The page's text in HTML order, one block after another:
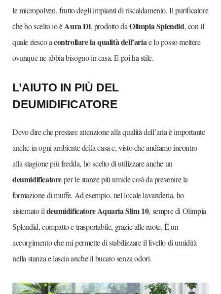
le micropolveri, frutto degli impianti di riscaldamento. Il purificatore
che ho scelto io èAura Di, prodotto daOlimpia Splendid, con il
quale riesco acontrollare la qualità dell’ariae lo posso mettere
ovunque ne abbia bisogno in casa. E poi ha stile.
L’AIUTO IN PIÙ DEL
DEUMIDIFICATORE
Devo dire che prestare attenzione alla qualità dell’aria è importante
anche in ogni ambiente della casa e, visto che andiamo incontro
alla stagione più fredda, ho scelto di utilizzare anche un
deumidificatoreper le stanze più umide così da prevenire la
formazione di muffe. Ad esempio, nel locale lavanderia, ho
sistemato ildeumidificatore Aquaria Slim 10, sempre di Olimpia
Splendid, compatto e trasportabile, grazie alle ruote. È un
accorgimento che mi permette di stabilizzare il livello di umidità
nella stanza e lascia anche il bucato senza odori.